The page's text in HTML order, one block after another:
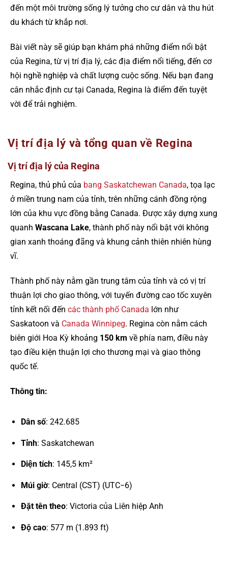
đến một môi trường sống lý tưởng cho cư dân và thu hút
du khách từ khắp nơi.
Bài viết này sẽ giúp bạn khám phá những điểm nổi bật
của Regina, từ vị trí địa lý, các địa điểm nổi tiếng, đến cơ
hội nghề nghiệp và chất lượng cuộc sống. Nếu bạn đang
cân nhắc định cư tại Canada, Regina là điểm đến tuyệt
vời để trải nghiệm.
Vị trí địa lý và tổng quan về Regina
Vị trí địa lý của Regina
Regina, thủ phủ của bang Saskatchewan Canada, tọa lạc
ở miền trung nam của tỉnh, trên những cánh đồng rộng
lớn của khu vực đồng bằng Canada. Được xây dựng xung
quanh Wascana Lake, thành phố này nổi bật với không
gian xanh thoáng đãng và khung cảnh thiên nhiên hùng
vĩ.
Thành phố này nằm gần trung tâm của tỉnh và có vị trí
thuận lợi cho giao thông, với tuyến đường cao tốc xuyên
tỉnh kết nối đến các thành phố Canada lớn như
Saskatoon và Canada Winnipeg. Regina còn nằm cách
biên giới Hoa Kỳ khoảng 150 km về phía nam, điều này
tạo điều kiện thuận lợi cho thương mại và giao thông
quốc tế.
Thông tin:
Dân số: 242.685
Tỉnh: Saskatchewan
Diện tích: 145,5 km²
Múi giờ: Central (CST) (UTC−6)
Đặt tên theo: Victoria của Liên hiệp Anh
Độ cao: 577 m (1.893 ft)